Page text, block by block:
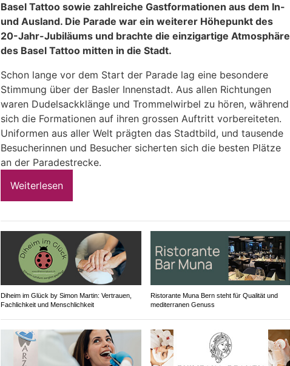
Basel Tattoo sowie zahlreiche Gastformationen aus dem In-
und Ausland. Die Parade war ein weiterer Höhepunkt des
20-Jahr-Jubiläums und brachte die einzigartige Atmosphäre
des Basel Tattoo mitten in die Stadt.
Schon lange vor dem Start der Parade lag eine besondere
Stimmung über der Basler Innenstadt. Aus allen Richtungen
waren Dudelsackklänge und Trommelwirbel zu hören, während
sich die Formationen auf ihren grossen Auftritt vorbereiteten.
Uniformen aus aller Welt prägten das Stadtbild, und tausende
Besucherinnen und Besucher sicherten sich die besten Plätze
an der Paradestrecke.
Weiterlesen
Diheim im Glück by Simon Martin: Vertrauen,
Fachlichkeit und Menschlichkeit
Ristorante Muna Bern steht für Qualität und
mediterranen Genuss